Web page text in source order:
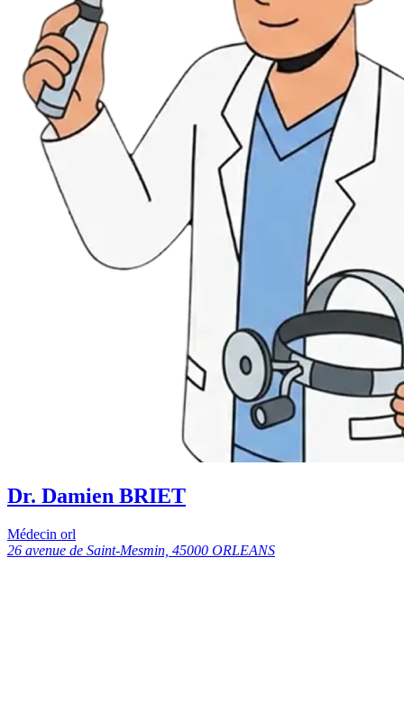
Dr. Damien BRIET
Médecin orl
26 avenue de Saint-Mesmin, 45000 ORLEANS